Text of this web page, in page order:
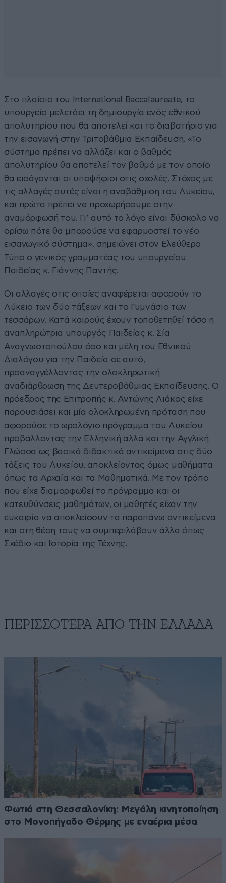
Στο πλαίσιο του International Baccalaureate, το
υπουργείο μελετάει τη δημιουργία ενός εθνικού
απολυτηρίου που θα αποτελεί και το διαβατήριο για
την εισαγωγή στην Τριτοβάθμια Εκπαίδευση. «Το
σύστημα πρέπει να αλλάξει και ο βαθμός
απολυτηρίου θα αποτελεί τον βαθμό με τον οποίο
θα εισάγονται οι υποψήφιοι στις σχολές. Στόχος με
τις αλλαγές αυτές είναι η αναβάθμιση του Λυκείου,
και πρώτα πρέπει να προχωρήσουμε στην
αναμόρφωσή του. Γι’ αυτό το λόγο είναι δύσκολο να
ορίσω πότε θα μπορούσε να εφαρμοστεί το νέο
εισαγωγικό σύστημα», σημειώνει στον Ελεύθερο
Τύπο ο γενικός γραμματέας του υπουργείου
Παιδείας κ. Γιάννης Παντής.
Οι αλλαγές στις οποίες αναφέρεται αφορούν το
Λύκειο των δύο τάξεων και το Γυμνάσιο των
τεσσάρων. Κατά καιρούς έχουν τοποθετηθεί τόσο η
αναπληρώτρια υπουργός Παιδείας κ. Σία
Αναγνωστοπούλου όσο και μέλη του Εθνικού
Διαλόγου για την Παιδεία σε αυτό,
προαναγγέλλοντας την ολοκληρωτική
αναδιάρθρωση της Δευτεροβάθμιας Εκπαίδευσης. Ο
πρόεδρος της Επιτροπής κ. Αντώνης Λιάκος είχε
παρουσιάσει και μία ολοκληρωμένη πρόταση που
αφορούσε το ωρολόγιο πρόγραμμα του Λυκείου
προβάλλοντας την Ελληνική αλλά και την Αγγλική
Γλώσσα ως βασικά διδακτικά αντικείμενα στις δύο
τάξεις του Λυκείου, αποκλείοντας όμως μαθήματα
όπως τα Αρχαία και τα Μαθηματικά. Με τον τρόπο
που είχε διαμορφωθεί το πρόγραμμα και οι
κατευθύνσεις μαθημάτων, οι μαθητές είχαν την
ευκαιρία να αποκλείσουν τα παραπάνω αντικείμενα
και στη θέση τους να συμπεριλάβουν άλλα όπως
Σχέδιο και Ιστορία της Τέχνης.
ΠΕΡΙΣΣΟΤΕΡΑ ΑΠΟ ΤΗΝ ΕΛΛΑΔΑ
Φωτιά στη Θεσσαλονίκη: Μεγάλη κινητοποίηση
στο Μονοπήγαδο Θέρμης με εναέρια μέσα